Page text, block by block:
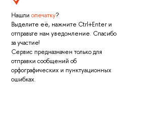
Нашли опечатку?
Выделите её, нажмите Ctrl+Enter и
отправьте нам уведомление. Спасибо
за участие!
Сервис предназначен только для
отправки сообщений об
орфографических и пунктуационных
ошибках.